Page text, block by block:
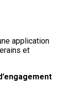
application
et